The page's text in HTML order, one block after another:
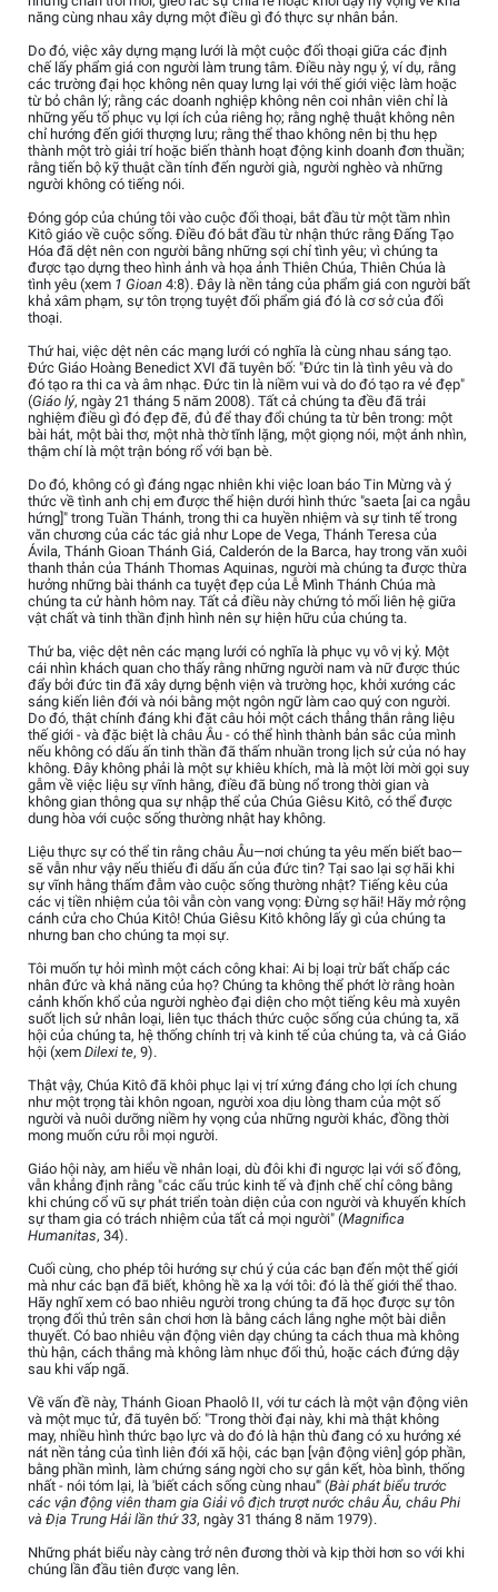
năng cùng nhau xây dựng một điều gì đó thực sự nhân bản.
Do đó, việc xây dựng mạng lưới là một cuộc đối thoại giữa các định
chế lấy phẩm giá con người làm trung tâm. Điều này ngụ ý, ví dụ, rằng
các trường đại học không nên quay lưng lại với thế giới việc làm hoặc
từ bỏ chân lý; rằng các doanh nghiệp không nên coi nhân viên chỉ là
những yếu tố phục vụ lợi ích của riêng họ; rằng nghệ thuật không nên
chỉ hướng đến giới thượng lưu; rằng thể thao không nên bị thu hẹp
thành một trò giải trí hoặc biến thành hoạt động kinh doanh đơn thuần;
rằng tiến bộ kỹ thuật cần tính đến người già, người nghèo và những
người không có tiếng nói.
Đóng góp của chúng tôi vào cuộc đối thoại, bắt đầu từ một tầm nhìn
Kitô giáo về cuộc sống. Điều đó bắt đầu từ nhận thức rằng Đấng Tạo
Hóa đã dệt nên con người bằng những sợi chỉ tình yêu; vì chúng ta
được tạo dựng theo hình ảnh và họa ảnh Thiên Chúa, Thiên Chúa là
tình yêu (xem 1 Gioan 4:8). Đây là nền tảng của phẩm giá con người bất
khả xâm phạm, sự tôn trọng tuyệt đối phẩm giá đó là cơ sở của đối
thoại.
Thứ hai, việc dệt nên các mạng lưới có nghĩa là cùng nhau sáng tạo.
Đức Giáo Hoàng Benedict XVI đã tuyên bố: "Đức tin là tình yêu và do
đó tạo ra thi ca và âm nhạc. Đức tin là niềm vui và do đó tạo ra vẻ đẹp"
(Giáo lý, ngày 21 tháng 5 năm 2008). Tất cả chúng ta đều đã trải
nghiệm điều gì đó đẹp đẽ, đủ để thay đổi chúng ta từ bên trong: một
bài hát, một bài thơ, một nhà thờ tĩnh lặng, một giọng nói, một ánh nhìn,
thậm chí là một trận bóng rổ với bạn bè.
Do đó, không có gì đáng ngạc nhiên khi việc loan báo Tin Mừng và ý
thức về tình anh chị em được thể hiện dưới hình thức "saeta [ai ca ngẫu
hứng]" trong Tuần Thánh, trong thi ca huyền nhiệm và sự tinh tế trong
văn chương của các tác giả như Lope de Vega, Thánh Teresa của
Ávila, Thánh Gioan Thánh Giá, Calderón de la Barca, hay trong văn xuôi
thanh thản của Thánh Thomas Aquinas, người mà chúng ta được thừa
hưởng những bài thánh ca tuyệt đẹp của Lễ Mình Thánh Chúa mà
chúng ta cử hành hôm nay. Tất cả điều này chứng tỏ mối liên hệ giữa
vật chất và tinh thần định hình nên sự hiện hữu của chúng ta.
Thứ ba, việc dệt nên các mạng lưới có nghĩa là phục vụ vô vị kỷ. Một
cái nhìn khách quan cho thấy rằng những người nam và nữ được thúc
đẩy bởi đức tin đã xây dựng bệnh viện và trường học, khởi xướng các
sáng kiến liên đới và nói bằng một ngôn ngữ làm cao quý con người.
Do đó, thật chính đáng khi đặt câu hỏi một cách thẳng thắn rằng liệu
thế giới - và đặc biệt là châu Âu - có thể hình thành bản sắc của mình
nếu không có dấu ấn tinh thần đã thấm nhuần trong lịch sử của nó hay
không. Đây không phải là một sự khiêu khích, mà là một lời mời gọi suy
gẫm về việc liệu sự vĩnh hằng, điều đã bùng nổ trong thời gian và
không gian thông qua sự nhập thể của Chúa Giêsu Kitô, có thể được
dung hòa với cuộc sống thường nhật hay không.
Liệu thực sự có thể tin rằng châu Âu—nơi chúng ta yêu mến biết bao—
sẽ vẫn như vậy nếu thiếu đi dấu ấn của đức tin? Tại sao lại sợ hãi khi
sự vĩnh hằng thấm đẫm vào cuộc sống thường nhật? Tiếng kêu của
các vị tiền nhiệm của tôi vẫn còn vang vọng: Đừng sợ hãi! Hãy mở rộng
cánh cửa cho Chúa Kitô! Chúa Giêsu Kitô không lấy gì của chúng ta
nhưng ban cho chúng ta mọi sự.
Tôi muốn tự hỏi mình một cách công khai: Ai bị loại trừ bất chấp các
nhân đức và khả năng của họ? Chúng ta không thể phớt lờ rằng hoàn
cảnh khốn khổ của người nghèo đại diện cho một tiếng kêu mà xuyên
suốt lịch sử nhân loại, liên tục thách thức cuộc sống của chúng ta, xã
hội của chúng ta, hệ thống chính trị và kinh tế của chúng ta, và cả Giáo
hội (xem Dilexi te, 9).
Thật vậy, Chúa Kitô đã khôi phục lại vị trí xứng đáng cho lợi ích chung
như một trọng tài khôn ngoan, người xoa dịu lòng tham của một số
người và nuôi dưỡng niềm hy vọng của những người khác, đồng thời
mong muốn cứu rỗi mọi người.
Giáo hội này, am hiểu về nhân loại, dù đôi khi đi ngược lại với số đông,
vẫn khẳng định rằng "các cấu trúc kinh tế và định chế chỉ công bằng
khi chúng cổ vũ sự phát triển toàn diện của con người và khuyến khích
sự tham gia có trách nhiệm của tất cả mọi người" (Magnifica
Humanitas, 34).
Cuối cùng, cho phép tôi hướng sự chú ý của các bạn đến một thế giới
mà như các bạn đã biết, không hề xa lạ với tôi: đó là thế giới thể thao.
Hãy nghĩ xem có bao nhiêu người trong chúng ta đã học được sự tôn
trọng đối thủ trên sân chơi hơn là bằng cách lắng nghe một bài diễn
thuyết. Có bao nhiêu vận động viên dạy chúng ta cách thua mà không
thù hận, cách thắng mà không làm nhục đối thủ, hoặc cách đứng dậy
sau khi vấp ngã.
Về vấn đề này, Thánh Gioan Phaolô II, với tư cách là một vận động viên
và một mục tử, đã tuyên bố: "Trong thời đại này, khi mà thật không
may, nhiều hình thức bạo lực và do đó là hận thù đang có xu hướng xé
nát nền tảng của tình liên đới xã hội, các bạn [vận động viên] góp phần,
bằng phần mình, làm chứng sáng ngời cho sự gắn kết, hòa bình, thống
nhất - nói tóm lại, là 'biết cách sống cùng nhau'" (Bài phát biểu trước
các vận động viên tham gia Giải vô địch trượt nước châu Âu, châu Phi
và Địa Trung Hải lần thứ 33, ngày 31 tháng 8 năm 1979).
Những phát biểu này càng trở nên đương thời và kịp thời hơn so với khi
chúng lần đầu tiên được vang lên.